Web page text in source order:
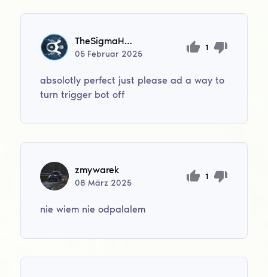
TheSigmaHVHer
05 Februar 2025
1
absolotly perfect just please ad a way to
turn trigger bot off
zmywarek
08März 2025
1
nie wiem nie odpalalem